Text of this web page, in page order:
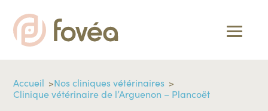
Accueil
Nos cliniques vétérinaires
Clinique vétérinaire de l’Arguenon – Plancoët